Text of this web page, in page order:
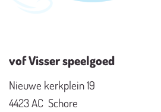
vof Visser speelgoed
Nieuwe kerkplein 19
4423 AC Schore